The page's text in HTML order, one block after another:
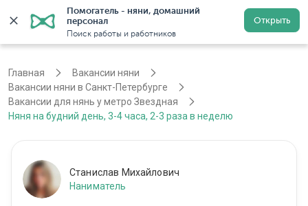
Помогатель - няни, домашний
персонал
Поиск работы и работников
Открыть
Санкт-Петербург Регистрация
Главная
Вакансии няни
Вакансии няни в Санкт-Петербурге
Вакансии для нянь у метро Звездная
Няня на будний день, 3-4 часа, 2-3 раза в неделю
Станислав Михайлович
Наниматель